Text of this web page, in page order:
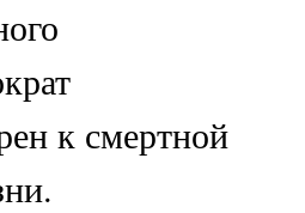
к смертной